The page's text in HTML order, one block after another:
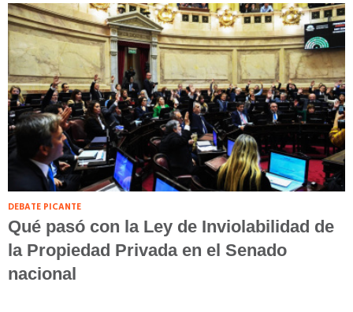
DEBATE PICANTE
Qué pasó con la Ley de Inviolabilidad de
la Propiedad Privada en el Senado
nacional